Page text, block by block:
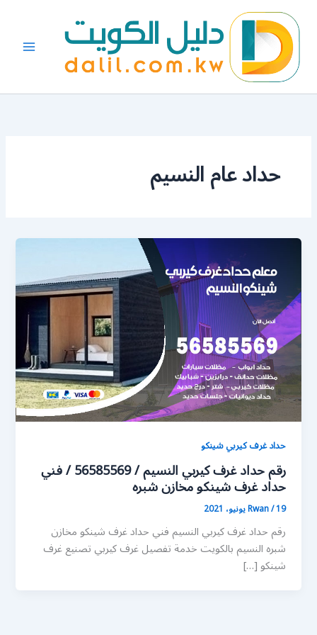
المحتوى
حداد عام النسيم
حداد غرف كيربي شينكو
رقم حداد غرف كيربي النسيم / 56585569 / فني
حداد غرف شينكو مخازن شبره
Rwan/19 يونيو، 2021
رقم حداد غرف كيربي النسيم فني حداد غرف شينكو مخازن
شبره النسيم بالكويت خدمة تفصيل غرف كيربي تصنيع غرف
شينكو […]